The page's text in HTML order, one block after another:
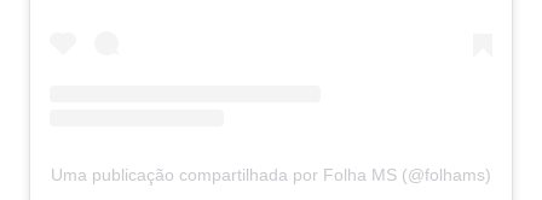
Uma publicação compartilhada por Folha MS (@folhams)